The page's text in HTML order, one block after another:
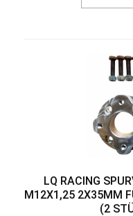
LQ RACING
M12X1,25 2X35MM
(2